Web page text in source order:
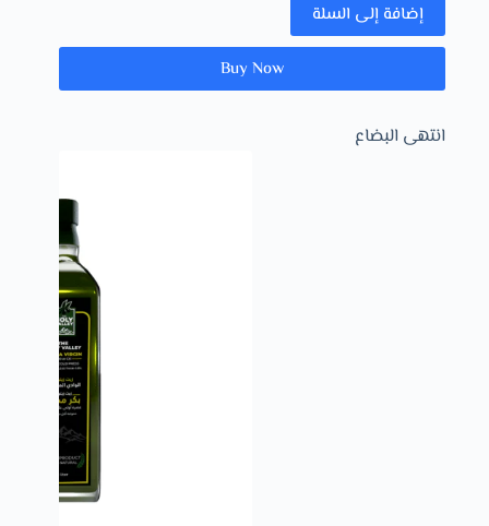
إضافة إلى السلة
Buy Now
انتهى البضاع